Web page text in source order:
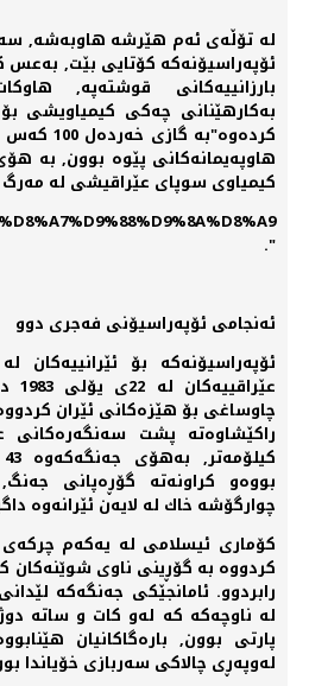
ئۆپەراسیۆنەكە كۆتایی بێت,
بارزانییەكانی قوشتەپە,
بەكارهێنانی چەكی كیمیاویشی
هاوپەیمانەكانی پێوە بوون, بە
كیمیاوی سوپای عێراقیشی لە مەرگ
".
ئەنجامی ئۆپەراسیۆنی فەجری دوو
چاوساغی بۆ هێزەكانی ئێران
چوارگۆشە خاك لە لایەن ئێرانەوە
كۆماری ئیسلامی لە یەكەم
كردووە بە گۆڕینی ناوی
رابردوو. ئامانجێكی جەنگەكە
لە ناوچەكە كە لەو كات و ساتە
پارتی بوون, بارەگاكانیان
لەوپەڕی چالاكی سەربازی خۆیاندا